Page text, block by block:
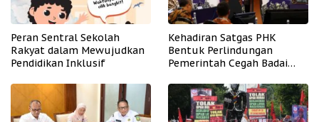
Peran Sentral Sekolah
Rakyat dalam Mewujudkan
Pendidikan Inklusif
Kehadiran Satgas PHK
Bentuk Perlindungan
Pemerintah Cegah Badai